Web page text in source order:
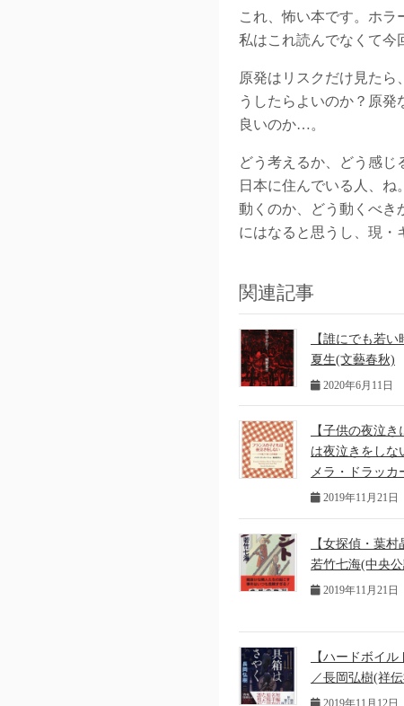
これ、怖い本です。ホ
私はこれ読んでなくて今
原発はリスクだけ見た
うしたらよいのか？原
良いのか…。
どう考えるか、どう感
日本に住んでいる人、
動くのか、どう動くべき
にはなると思うし、現・
関連記事
【誰にでも若
夏生(文藝春秋)
2020年6月11日
【子供の夜泣
は夜泣きをし
メラ・ドラッカ
2019年11月21日
【女探偵・葉
若竹七海(中央
2019年11月21日
【ハードボイ
／長岡弘樹(祥
2019年11月12日